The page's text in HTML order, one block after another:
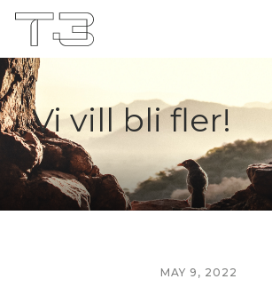
Vi vill bli fler!
MAY 9, 2022